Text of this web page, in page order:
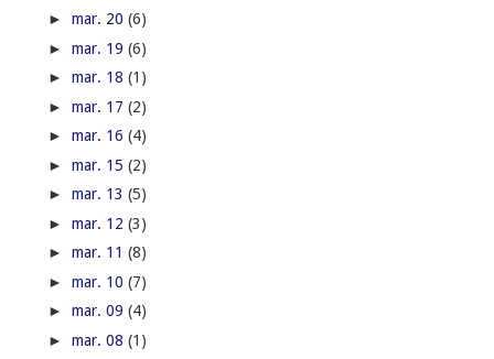
► mar. 20 (6)
► mar. 19 (6)
► mar. 18 (1)
► mar. 17 (2)
► mar. 16 (4)
► mar. 15 (2)
► mar. 13 (5)
► mar. 12 (3)
► mar. 11 (8)
► mar. 10 (7)
► mar. 09 (4)
► mar. 08 (1)